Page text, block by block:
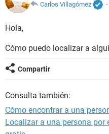
Carlos Villagómez
-
Hola,
Cómo puedo localizar a
Compartir
Consulta también:
Cómo encontrar a una
Localizar a una persona por